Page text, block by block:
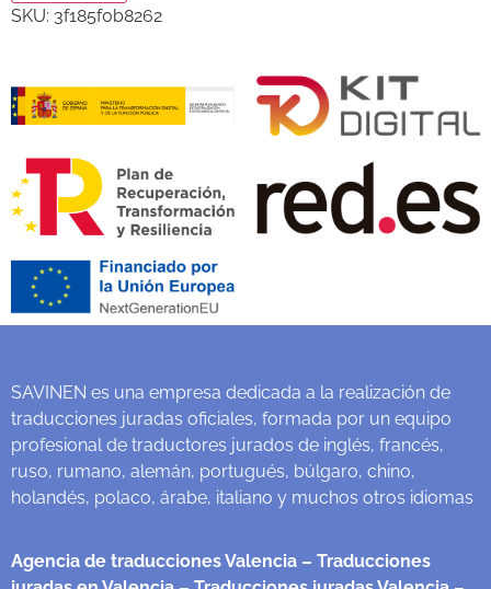
SKU: 3f185f0b8262
SAVINEN es una empresa dedicada a la realización de
traducciones juradas oficiales, formada por un equipo
profesional de traductores jurados de inglés, francés,
ruso, rumano, alemán, portugués, búlgaro, chino,
holandés, polaco, árabe, italiano y muchos otros idiomas
Agencia de traducciones Valencia – Traducciones